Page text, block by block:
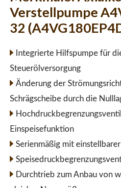
Verstellpumpe
32
Integrierte Hilfspumpe für
Steuerölversorgung
Änderung der
Schrägscheibe durch die
Einspeisefunktion
Serienmäßig mit
Durchtrieb zum Anbau von